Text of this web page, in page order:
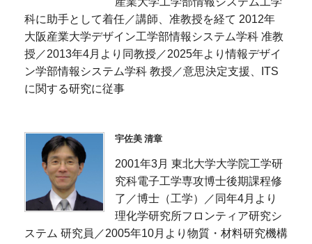
科に助手として着任／講師、准教授を経て 2012年
大阪産業大学デザイン工学部情報システム学科 准教
授／2013年4月より同教授／2025年より情報デザイ
ン学部情報システム学科 教授／意思決定支援、ITS
に関する研究に従事
宇佐美 清章
2001年3月 東北大学大学院工学研
究科電子工学専攻博士後期課程修
了／博士（工学）／同年4月より
理化学研究所フロンティア研究シ
ステム 研究員／2005年10月より物質・材料研究機構